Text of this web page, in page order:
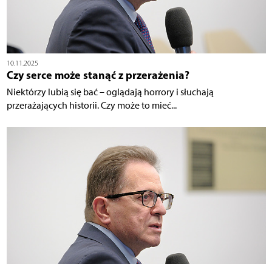
10.11.2025
Czy serce może stanąć z przerażenia?
Niektórzy lubią się bać – oglądają horrory i słuchają
przerażających historii. Czy może to mieć...